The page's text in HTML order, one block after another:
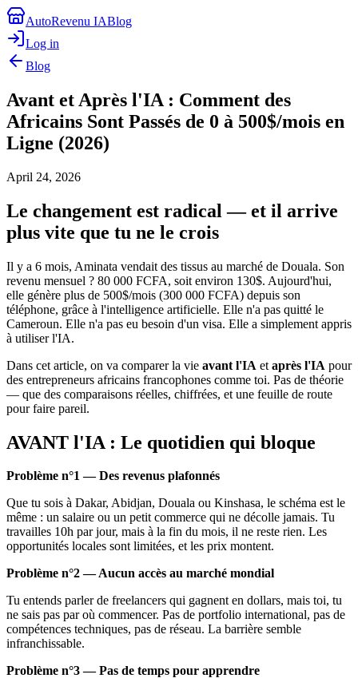
AutoRevenu IABlog
Log in
Blog
Avant et Après l'IA : Comment des
Africains Sont Passés de 0 à 500$/mois en
Ligne (2026)
April 24, 2026
Le changement est radical — et il arrive
plus vite que tu ne le crois
Il y a 6 mois, Aminata vendait des tissus au marché de Douala. Son
revenu mensuel ? 80 000 FCFA, soit environ 130$. Aujourd'hui,
elle génère plus de 500$/mois (300 000 FCFA) depuis son
téléphone, grâce à l'intelligence artificielle. Elle n'a pas quitté le
Cameroun. Elle n'a pas eu besoin d'un visa. Elle a simplement appris
à utiliser l'IA.
Dans cet article, on va comparer la vie avant l'IA et après l'IA pour
des entrepreneurs africains francophones comme toi. Pas de théorie
— que des comparaisons réelles, chiffrées, et une feuille de route
pour faire pareil.
AVANT l'IA : Le quotidien qui bloque
Problème n°1 — Des revenus plafonnés
Que tu sois à Dakar, Abidjan, Douala ou Kinshasa, le schéma est le
même : un salaire ou un petit commerce qui ne décolle jamais. Tu
travailles 10h par jour, mais à la fin du mois, il ne reste rien. Les
opportunités locales sont limitées, et les prix montent.
Problème n°2 — Aucun accès au marché mondial
Tu entends parler de freelancers qui gagnent en dollars, mais toi, tu
ne sais pas par où commencer. Pas de portfolio international, pas de
compétences techniques, pas de réseau. La barrière semble
infranchissable.
Problème n°3 — Pas de temps pour apprendre